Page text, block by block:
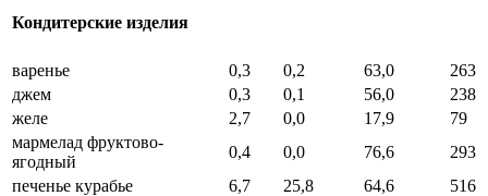
Кондитерские изделия
варенье 0,3 0,2 63,0
263
джем
0,3 0,1 56,0
238
желе
2,7 0,0 17,9
79
мармелад фруктово-
ягодный
0,4 0,0 76,6
293
печенье курабье
6,7 25,8 64,6
516